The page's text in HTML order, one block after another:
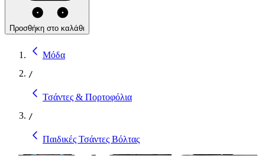
Προσθήκη στο καλάθι
Μόδα
/
Τσάντες & Πορτοφόλια
/
Παιδικές Τσάντες Βόλτας